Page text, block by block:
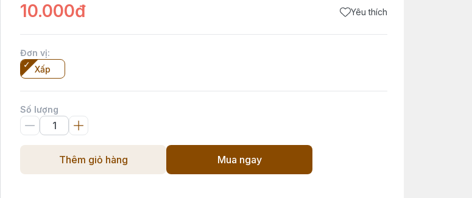
10.000đ Yêu thích
Đơn vị:
Xấp
Số lượng
Thêm giỏ hàng Mua ngay